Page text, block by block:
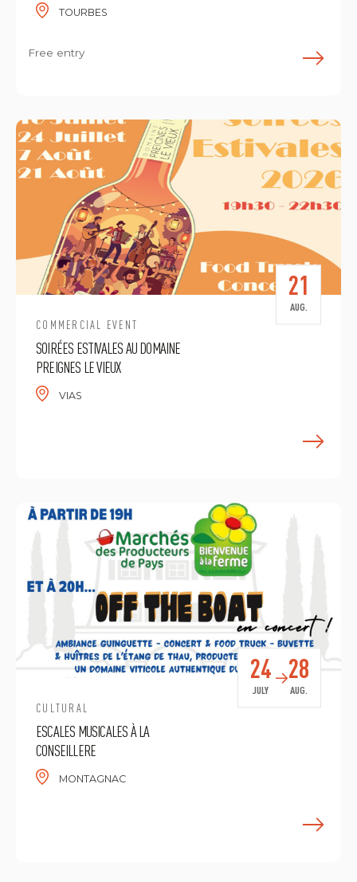
TOURBES
Free entry
COMMERCIAL EVENT
SOIRÉES ESTIVALES AU DOMAINE
PREIGNES LE VIEUX
VIAS
21
AUG.
CULTURAL
ESCALES MUSICALES À LA
CONSEILLERE
MONTAGNAC
24
JULY
28
AUG.